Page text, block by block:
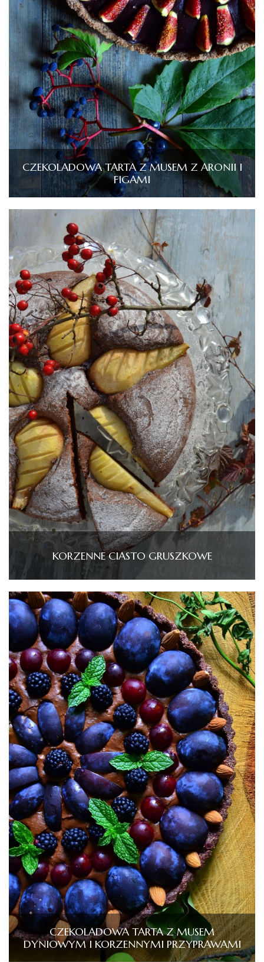
CZEKOLADOWA TARTA Z MUSEM Z ARONII I
FIGAMI
KORZENNE CIASTO GRUSZKOWE
CZEKOLADOWA TARTA Z MUSEM
DYNIOWYM I KORZENNYMI PRZYPRAWAMI